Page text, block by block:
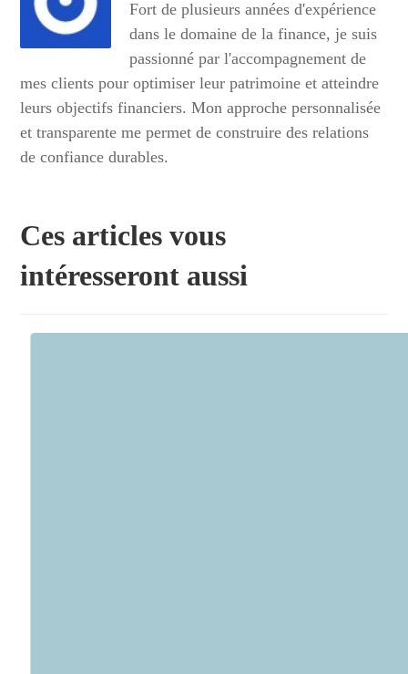
Fort de plusieurs années d'expérience
dans le domaine de la finance, je suis
passionné par l'accompagnement de
mes clients pour optimiser leur patrimoine et atteindre
leurs objectifs financiers. Mon approche personnalisée
et transparente me permet de construire des relations
de confiance durables.
Ces articles vous
intéresseront aussi